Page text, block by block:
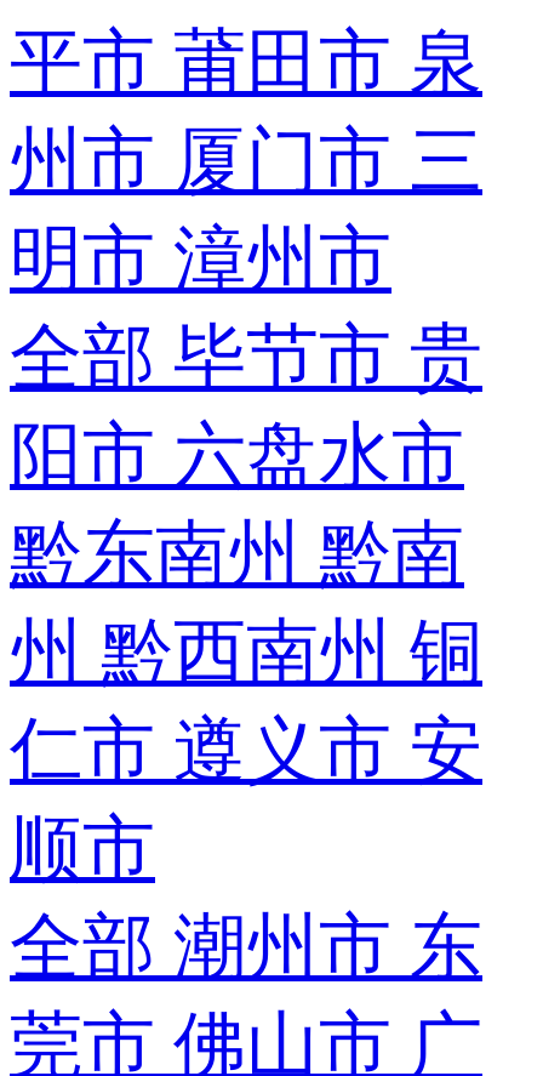
平市 莆田市 泉
州市 厦门市 三
明市 漳州市
全部 毕节市 贵
阳市 六盘水市
黔东南州 黔南
州 黔西南州 铜
仁市 遵义市 安
顺市
全部 潮州市 东
莞市 佛山市 广